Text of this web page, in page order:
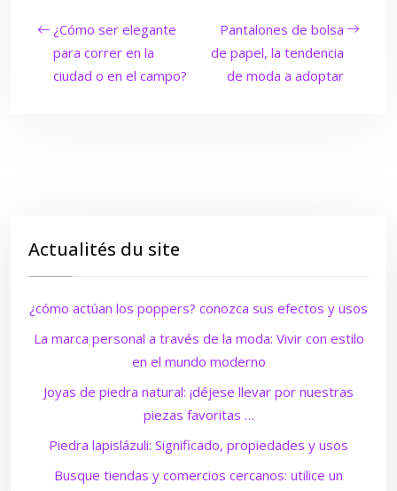
¿Cómo ser elegante
para correr en la
ciudad o en el campo?
Pantalones de bolsa
de papel, la tendencia
de moda a adoptar
Actualités du site
¿cómo actúan los poppers? conozca sus efectos y usos
La marca personal a través de la moda: Vivir con estilo
en el mundo moderno
Joyas de piedra natural: ¡déjese llevar por nuestras
piezas favoritas …
Piedra lapislázuli: Significado, propiedades y usos
Busque tiendas y comercios cercanos: utilice un